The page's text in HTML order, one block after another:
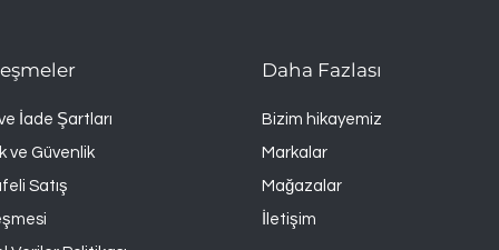
İade Şartları
ve Güvenlik
Satış
Daha Fazlası
Bizim hikayemiz
Markalar
Mağazalar
İletişim